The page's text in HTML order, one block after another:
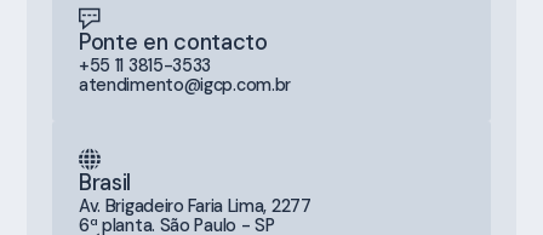
Ponte en contacto
+55 11 3815-3533
atendimento@igcp.com.br
Brasil
Av. Brigadeiro Faria Lima, 2277
6ª planta. São Paulo - SP